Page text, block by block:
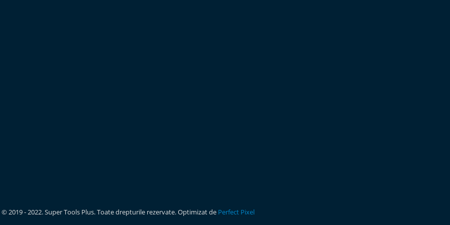
2019 - 2022. Super Tools Plus. Toate drepturile rezervate. Optimizat de Perfect Pixel